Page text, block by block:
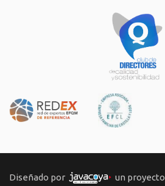
Diseñado por un